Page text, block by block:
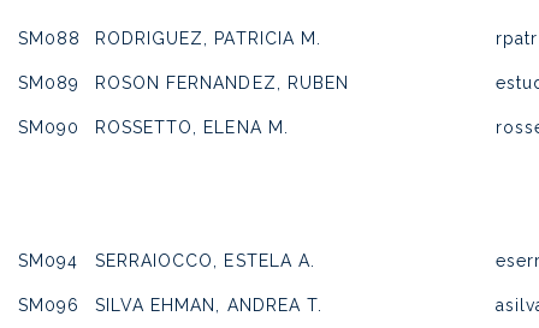
SM088 RODRIGUEZ, PATRICIA M.
SM089 ROSON FERNANDEZ, RUBEN
SM090 ROSSETTO, ELENA M.
SM094 SERRAIOCCO, ESTELA A.
SM096 SILVA EHMAN, ANDREA T.